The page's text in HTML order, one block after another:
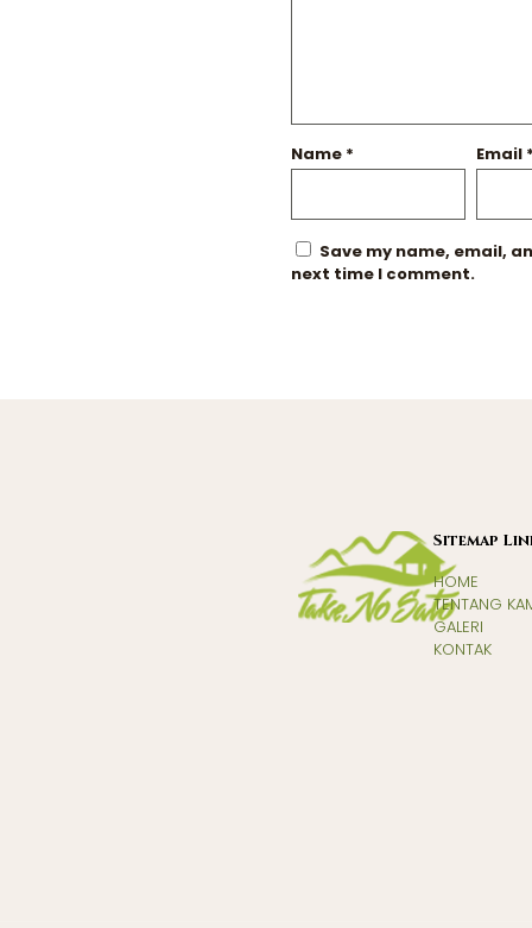
Name * Email
Save my name, email,
next time I comment.
Sitemap
HOME
TENTANG
GALERI
KONTAK